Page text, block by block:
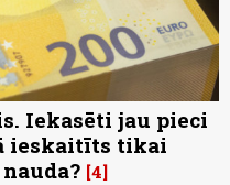
Iekasēti jau pieci
ieskaitīts tikai
4